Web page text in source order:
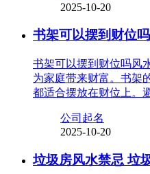
2025-10-20
书架可以摆到财位
书架可以摆到财位吗风
为家庭带来财富。书架
都适合摆放在财位上。
公司起名
2025-10-20
垃圾房风水禁忌 垃